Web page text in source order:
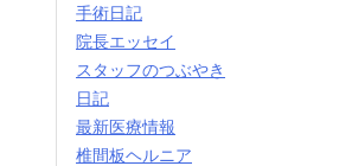
手術日記
院長エッセイ
スタッフのつぶやき
日記
最新医療情報
椎間板ヘルニア